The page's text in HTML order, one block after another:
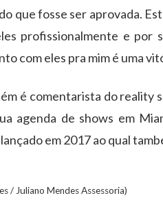
que fosse ser aprovada.
profissionalmente e por
com eles pra mim é uma
é comentarista do reality
agenda de shows em
em 2017 ao qual
/ Juliano Mendes Assessoria)